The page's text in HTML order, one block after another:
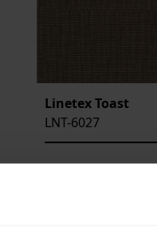
Linetex Toast
LNT-6027